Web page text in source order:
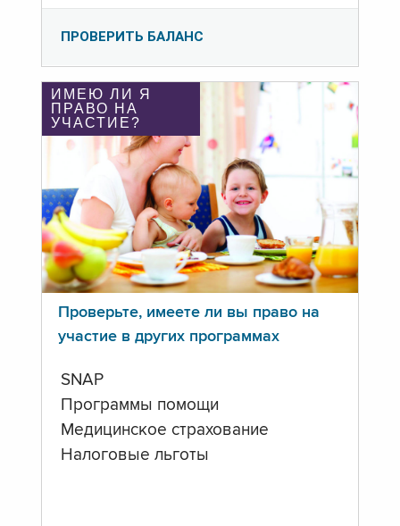
ПРОВЕРИТЬ БАЛАНС
ИМЕЮ ЛИ Я
ПРАВО НА
УЧАСТИЕ?
Проверьте, имеете ли вы право на
участие в других программах
SNAP
Программы помощи
Медицинское страхование
Налоговые льготы